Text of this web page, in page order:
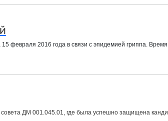
февраля 2016 года в связи с эпидемией гриппа.
ДМ 001.045.01, где была успешно защищена